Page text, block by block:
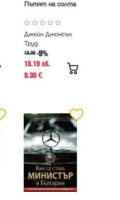
Пътят на солта
Джейн Джонсън
Труд
19.99 -9%
18.19 лв.
9.30 €